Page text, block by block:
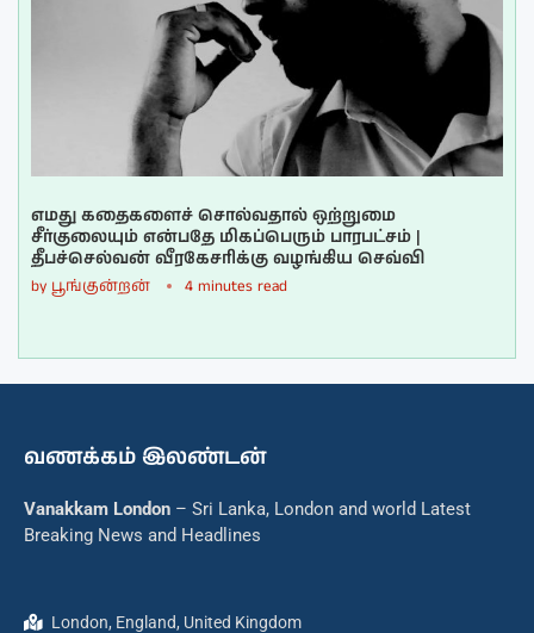
எமது கதைகளைச் சொல்வதால் ஒற்றுமை
சீர்குலையும் என்பதே மிகப்பெரும் பாரபட்சம் |
தீபச்செல்வன் வீரகேசரிக்கு வழங்கிய செவ்வி
by பூங்குன்றன் 4 minutes read
வணக்கம் இலண்டன்
Vanakkam London – Sri Lanka, London and world Latest
Breaking News and Headlines
London, England, United Kingdom